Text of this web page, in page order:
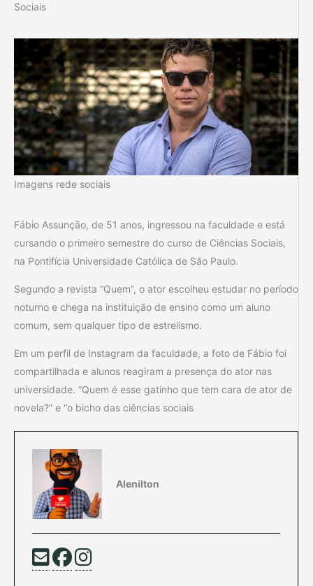
Sociais
Imagens rede sociais
Fábio Assunção, de 51 anos, ingressou na faculdade e está
cursando o primeiro semestre do curso de Ciências Sociais,
na Pontifícia Universidade Católica de São Paulo.
Segundo a revista “Quem”, o ator escolheu estudar no período
noturno e chega na instituição de ensino como um aluno
comum, sem qualquer tipo de estrelismo.
Em um perfil de Instagram da faculdade, a foto de Fábio foi
compartilhada e alunos reagiram a presença do ator nas
universidade. “Quem é esse gatinho que tem cara de ator de
novela?” e “o bicho das ciências sociais
Alenilton